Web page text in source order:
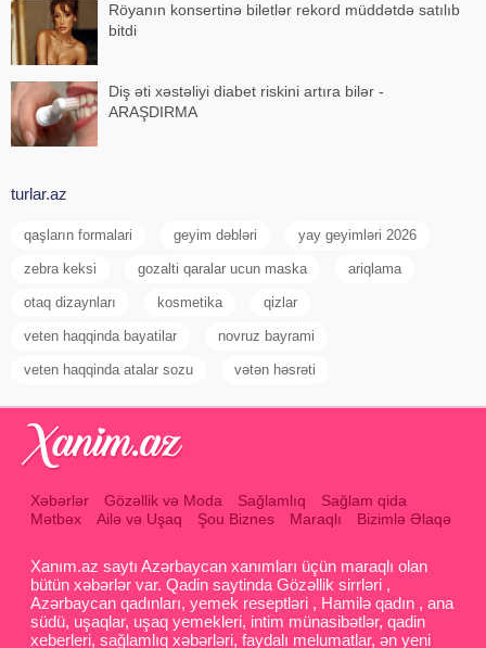
Röyanın konsertinə biletlər rekord müddətdə satılıb
bitdi
Diş əti xəstəliyi diabet riskini artıra bilər -
ARAŞDIRMA
turlar.az
qaşların formalari geyim dəbləri yay geyimləri 2026
zebra keksi gozalti qaralar ucun maska ariqlama
otaq dizaynları kosmetika qizlar
veten haqqinda bayatilar novruz bayrami
veten haqqinda atalar sozu vətən həsrəti
Xəbərlər Gözəllik və Moda Sağlamlıq
Sağlam qida
Mətbəx
Ailə və Uşaq Şou Biznes Maraqlı Bizimlə Əlaqə
Xanım.az saytı Azərbaycan xanımları üçün maraqlı olan
bütün xəbərlər var. Qadin saytinda Gözəllik sirrləri ,
Azərbaycan qadınları, yemek reseptləri , Hamilə qadın , ana
südü, uşaqlar, uşaq yemekleri, intim münasibətlər, qadin
xeberleri, sağlamlıq xəbərləri, faydalı melumatlar, ən yeni